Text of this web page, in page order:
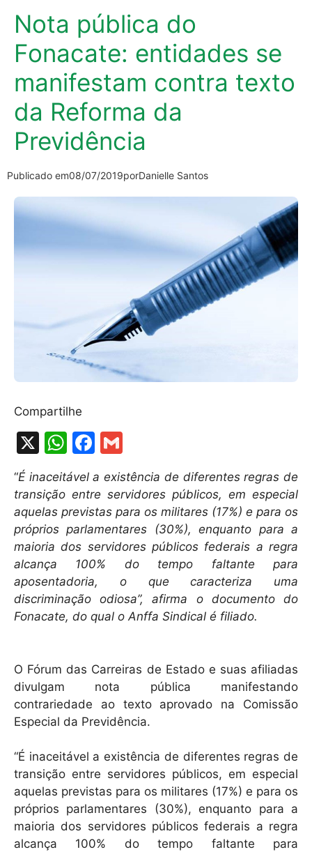
Nota pública do
Fonacate: entidades se
manifestam contra texto
da Reforma da
Previdência
Publicado em08/07/2019porDanielle Santos
Compartilhe
X
W
h
at
s
A
p
p
F
c
e
b
o
o
k
m
ai
l
“É inaceitável a existência de diferentes regras de
transição entre servidores públicos, em especial
aquelas previstas para os militares (17%) e para os
próprios parlamentares (30%), enquanto para a
maioria dos servidores públicos federais a regra
alcança 100% do tempo faltante para
aposentadoria, o que caracteriza uma
discriminação odiosa”, afirma o documento do
Fonacate, do qual o Anffa Sindical é filiado.
O Fórum das Carreiras de Estado e suas afiliadas
divulgam nota pública manifestando
contrariedade ao texto aprovado na Comissão
Especial da Previdência.
“É inaceitável a existência de diferentes regras de
transição entre servidores públicos, em especial
aquelas previstas para os militares (17%) e para os
próprios parlamentares (30%), enquanto para a
maioria dos servidores públicos federais a regra
alcança 100% do tempo faltante para